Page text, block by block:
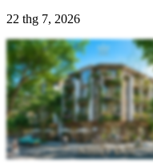
22 thg 7, 2026